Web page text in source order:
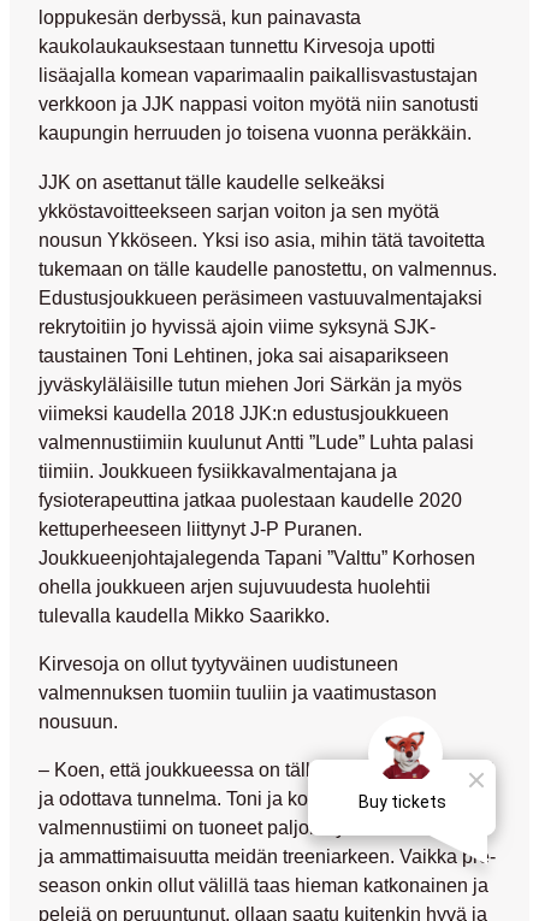
loppukesän derbyssä, kun painavasta
kaukolaukauksestaan tunnettu Kirvesoja upotti
lisäajalla komean vaparimaalin paikallisvastustajan
verkkoon ja JJK nappasi voiton myötä niin sanotusti
kaupungin herruuden jo toisena vuonna peräkkäin.
JJK on asettanut tälle kaudelle selkeäksi
ykköstavoitteekseen sarjan voiton ja sen myötä
nousun Ykköseen. Yksi iso asia, mihin tätä tavoitetta
tukemaan on tälle kaudelle panostettu, on valmennus.
Edustusjoukkueen peräsimeen vastuuvalmentajaksi
rekrytoitiin jo hyvissä ajoin viime syksynä SJK-
taustainen Toni Lehtinen, joka sai aisaparikseen
jyväskyläläisille tutun miehen Jori Särkän ja myös
viimeksi kaudella 2018 JJK:n edustusjoukkueen
valmennustiimiin kuulunutAntti ”Lude” Luhta palasi
tiimiin. Joukkueen fysiikkavalmentajana ja
fysioterapeuttina jatkaa puolestaan kaudelle 2020
kettuperheeseen liittynytJ-P Puranen.
Joukkueenjohtajalegenda Tapani ”Valttu” Korhosen
ohella joukkueen arjen sujuvuudesta huolehtii
tulevalla kaudella Mikko Saarikko.
Kirvesoja on ollut tyytyväinen uudistuneen
valmennuksen tuomiin tuuliin ja vaatimustason
nousuun.
– Koen, että joukkueessa on tällä hetkellä oikein hyvä
ja odottava tunnelma. Toni ja koko muu
valmennustiimi on tuoneet paljon hyviä uusia asioita
ja ammattimaisuutta meidän treeniarkeen. Vaikka pre-
season onkin ollut välillä taas hieman katkonainen ja
pelejä on peruuntunut, ollaan saatu kuitenkin hyvä ja